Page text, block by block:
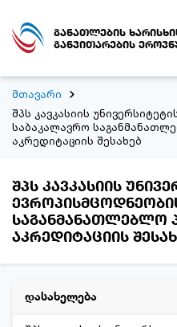
განათლების
განვითარების
მთავარი
შპს კავკასიის
საბაკალავრო
აკრედიტაციის შესახებ
შპს კავკასიის
საგანმანათლებლო
აკრედიტაციის
დასახელება